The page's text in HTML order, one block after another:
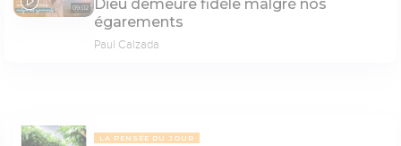
09:02
Dieu demeure fidèle malgré nos
égarements
Paul Calzada
LA PENSÉE DU JOUR